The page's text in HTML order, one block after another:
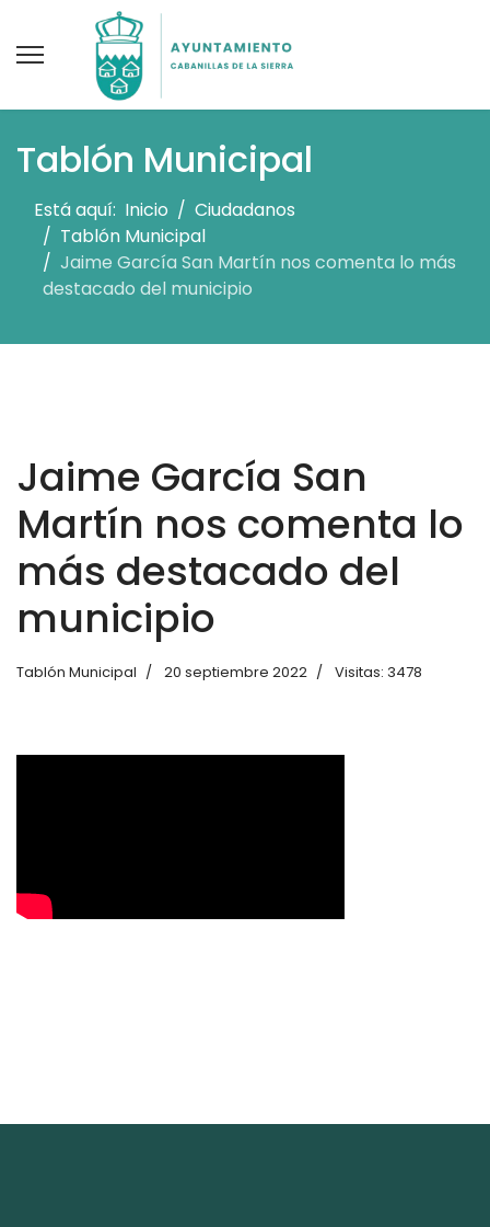
Tablón Municipal
Está aquí: Inicio
Ciudadanos
Tablón Municipal
Jaime García San Martín nos comenta lo más
destacado del municipio
Jaime García San
Martín nos comenta lo
más destacado del
municipio
Tablón Municipal 20 septiembre 2022 Visitas: 3478